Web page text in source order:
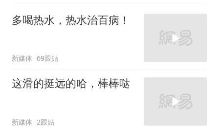
多喝热水，热水治百病！
新媒体 69跟贴
这滑的挺远的哈，棒棒哒
新媒体 2跟贴